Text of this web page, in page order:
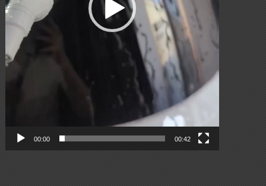
00:00 00:42